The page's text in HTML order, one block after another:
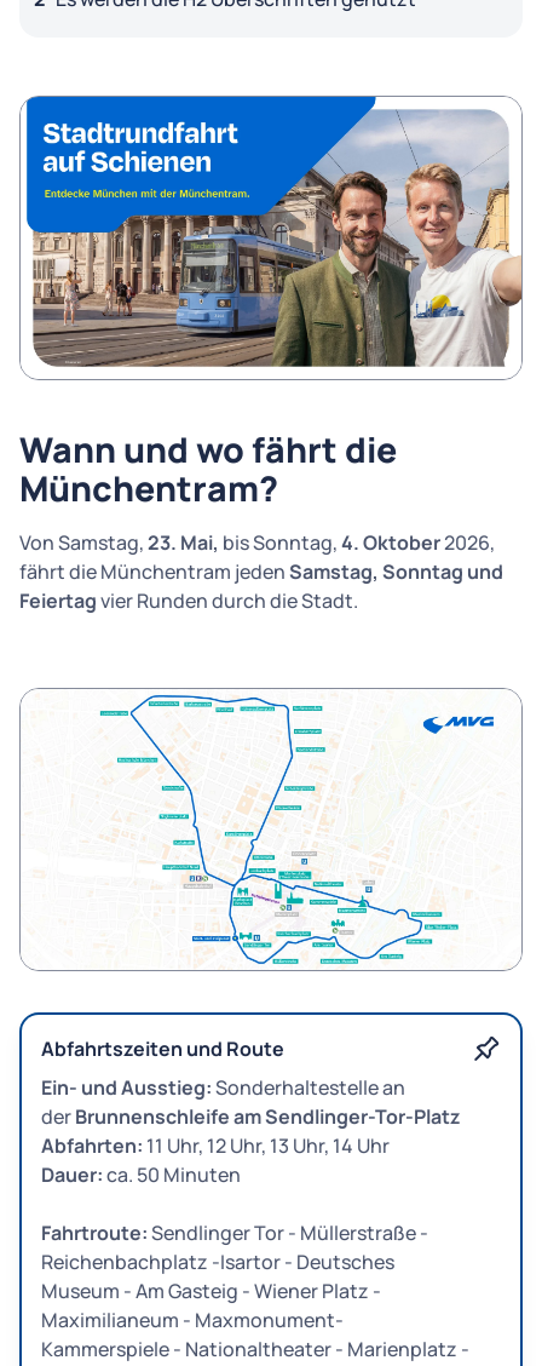
Wann und wo fährt die
Münchentram?
Von Samstag,23. Mai, bis Sonntag,4. Oktober2026,
fährt die Münchentram jedenSamstag, Sonntag und
Feiertagvier Runden durch die Stadt.
Abfahrtszeiten und Route
Ein- und Ausstieg:Sonderhaltestelle an
derBrunnenschleife am Sendlinger-Tor-Platz
Abfahrten: 11 Uhr, 12 Uhr, 13 Uhr, 14 Uhr
Dauer:ca. 50 Minuten
Fahrtroute:Sendlinger Tor - Müllerstraße -
Reichenbachplatz -Isartor - Deutsches
Museum - Am Gasteig - Wiener Platz -
Maximilianeum - Maxmonument-
Kammerspiele - Nationaltheater - Marienplatz -